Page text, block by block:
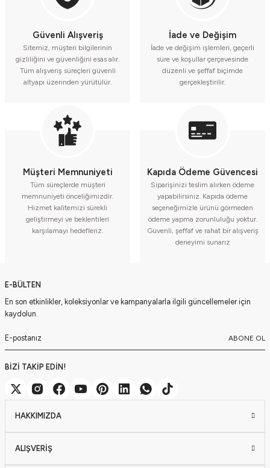
Güvenli Alışveriş
Sitemiz, müşteri bilgilerinin
gizliliğini ve güvenliğini esas alır.
Tüm alışveriş süreçleri güvenli
altyapı üzerinden yürütülür.
İade ve Değişim
İade ve değişim işlemleri, geçerli
süre ve koşullar çerçevesinde
düzenli ve şeffaf biçimde
gerçekleştirilir.
Müşteri Memnuniyeti
Tüm süreçlerde müşteri
memnuniyeti önceliğimizdir.
Hizmet kalitemizi sürekli
geliştirmeyi ve beklentileri
karşılamayı hedefleriz.
Kapıda Ödeme Güvencesi
Siparişinizi teslim alırken ödeme
yapabilirsiniz. Kapıda ödeme
seçeneğimizle ürünü görmeden
ödeme yapma zorunluluğu yoktur.
Güvenli, şeffaf ve rahat bir alışveriş
deneyimi sunarız
E-BÜLTEN
En son etkinlikler, koleksiyonlar ve kampanyalarla ilgili güncellemeler için
kaydolun.
ABONE OL
BİZİ TAKİP EDİN!
HAKKIMIZDA
ALIŞVERİŞ